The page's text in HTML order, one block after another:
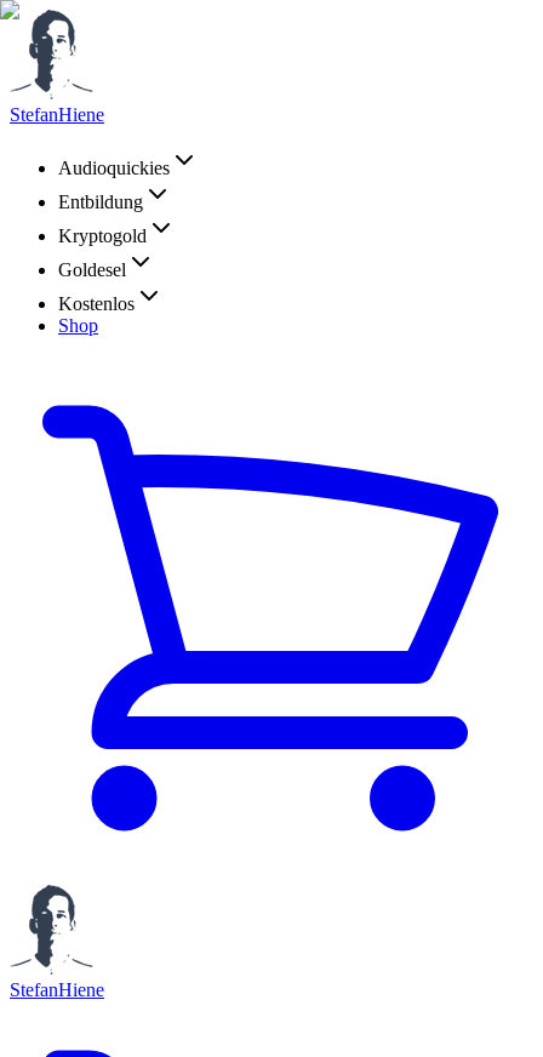
StefanHiene
Audioquickies
Entbildung
Kryptogold
Goldesel
Kostenlos
Shop
StefanHiene